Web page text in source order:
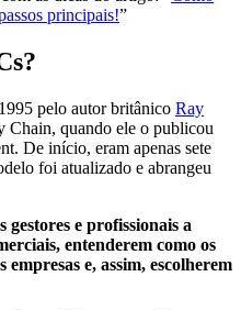
principais!”
pelo autor britânico Ray
Chain, quando ele o publicou
De início, eram apenas sete
foi atualizado e abrangeu
gestores e profissionais a
entenderem como os
e, assim, escolherem